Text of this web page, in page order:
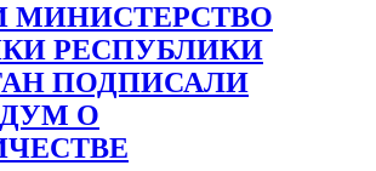
МИНИСТЕРСТВО
РЕСПУБЛИКИ
ПОДПИСАЛИ
О